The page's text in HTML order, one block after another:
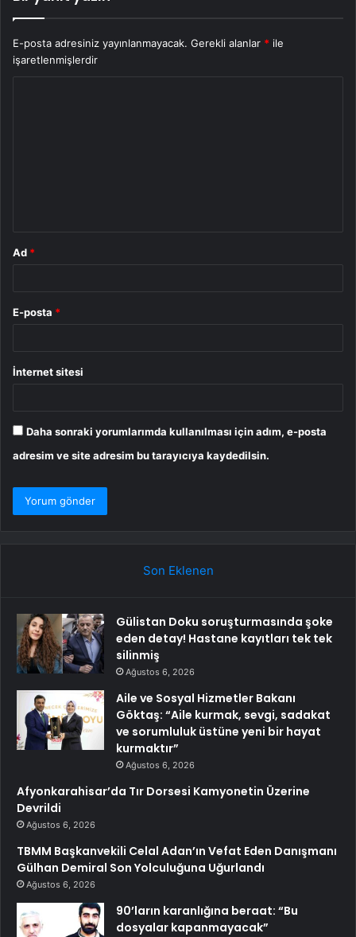
E-posta adresiniz yayınlanmayacak. Gerekli alanlar * ile
işaretlenmişlerdir
Ad *
E-posta *
İnternet sitesi
Daha sonraki yorumlarımda kullanılması için adım, e-posta
adresim ve site adresim bu tarayıcıya kaydedilsin.
Son Eklenen
Gülistan Doku soruşturmasında şoke
eden detay! Hastane kayıtları tek tek
silinmiş
Ağustos 6, 2026
Aile ve Sosyal Hizmetler Bakanı
Göktaş: “Aile kurmak, sevgi, sadakat
ve sorumluluk üstüne yeni bir hayat
kurmaktır”
Ağustos 6, 2026
Afyonkarahisar’da Tır Dorsesi Kamyonetin Üzerine
Devrildi
Ağustos 6, 2026
TBMM Başkanvekili Celal Adan’ın Vefat Eden Danışmanı
Gülhan Demiral Son Yolculuğuna Uğurlandı
Ağustos 6, 2026
90’ların karanlığına beraat: “Bu
dosyalar kapanmayacak”